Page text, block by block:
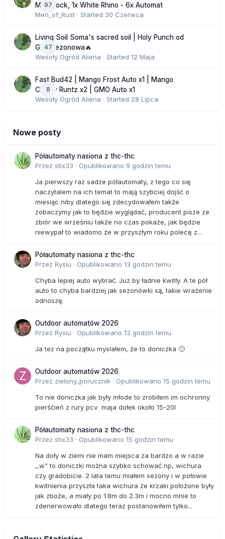
97
Moonrock, 1x White Rhino - 6x Automat
Men_of_Rust · Started 30 Czerwca
47
Living Soil Soma's sacred soil | Holy Punch od
GHS sezonowa🔥
Wesoły Ogród Aliena · Started 12 Maja
8
Fast Bud42 | Mango Frost Auto x1 | Mango
Cherry Runtz x2 | GMO Auto x1
Wesoły Ogród Aliena · Started 28 Lipca
Nowe posty
Półautomaty nasiona z thc-thc
Przez stix33 · Opublikowano 9 godzin temu
Ja pierwszy raz sadze półautomaty, z tego co się
naczytalem na ich temat to mają szybciej dojść o
miesiąc niby dlatego się zdecydowałem także
zobaczymy jak to będzie wyglądać, producent pisze ze
zbiór we wrześniu także no czas pokaże, jak będzie
niewypał to wiadomo że w przyszłym roku polecę z...
Półautomaty nasiona z thc-thc
Przez Rysiu · Opublikowano 13 godzin temu
Chyba lepiej auto wybrać. Juz by ładnie kwitły. A te pół
auto to chyba bardziej jak sezonówki są, takie wrażenie
odnoszę.
Outdoor automatów 2026
Przez Rysiu · Opublikowano 13 godzin temu
Ja tez na początku myslałem, że to doniczka 🙂
Outdoor automatów 2026
Przez zielony_porucznik · Opublikowano 15 godzin temu
To nie doniczka jak były młode to zrobiłem im ochronny
pierśćień z rury pcv maja dołek około 15-20l
Półautomaty nasiona z thc-thc
Przez stix33 · Opublikowano 15 godzin temu
Na doły w ziemi nie mam miejsca za bardzo a w razie
,,w" to doniczki można szybko schować np, wichura
czy gradobicie. 2 lata temu miałem sezony i w połowie
kwitnienia przyszła taka wichura że krzaki położone były
jak zboże, a miały po 1.8m do 2.3m i mocno mnie to
zdenerwowało dlatego teraz postanowiłem tylko...